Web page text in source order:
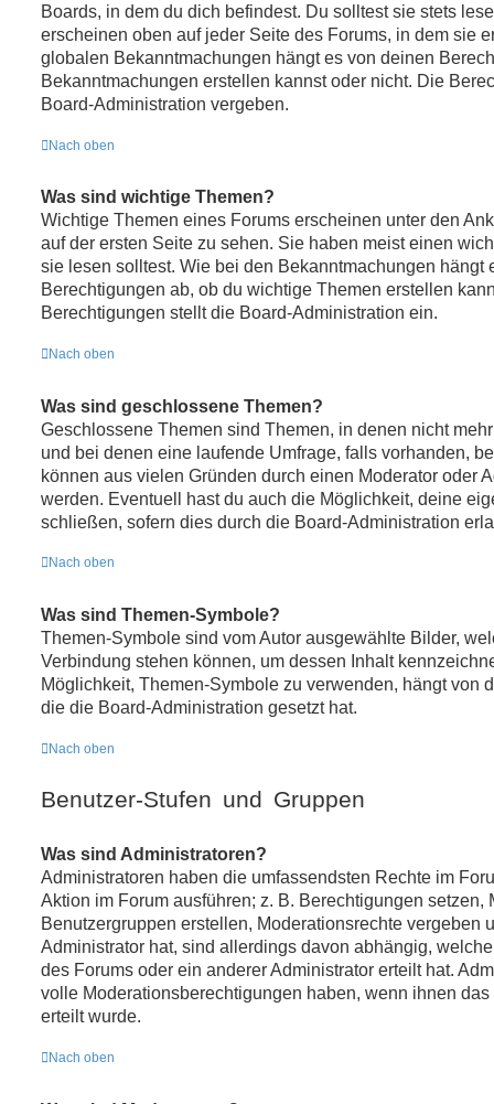
Boards, in dem du dich befindest. Du solltest sie stets
erscheinen oben auf jeder Seite des Forums, in dem sie
globalen Bekanntmachungen hängt es von deinen
Bekanntmachungen erstellen kannst oder nicht. Die
Board-Administration vergeben.
Nach oben
Was sind wichtige Themen?
Wichtige Themen eines Forums erscheinen unter den
auf der ersten Seite zu sehen. Sie haben meist einen
sie lesen solltest. Wie bei den Bekanntmachungen hängt
Berechtigungen ab, ob du wichtige Themen erstellen
Berechtigungen stellt die Board-Administration ein.
Nach oben
Was sind geschlossene Themen?
Geschlossene Themen sind Themen, in denen nicht
und bei denen eine laufende Umfrage, falls vorhanden,
können aus vielen Gründen durch einen Moderator oder
werden. Eventuell hast du auch die Möglichkeit, deine
schließen, sofern dies durch die Board-Administration
Nach oben
Was sind Themen-Symbole?
Themen-Symbole sind vom Autor ausgewählte Bilder,
Verbindung stehen können, um dessen Inhalt
Möglichkeit, Themen-Symbole zu verwenden, hängt von
die die Board-Administration gesetzt hat.
Nach oben
Benutzer-Stufen und Gruppen
Was sind Administratoren?
Administratoren haben die umfassendsten Rechte im
Aktion im Forum ausführen; z. B. Berechtigungen setzen,
Benutzergruppen erstellen, Moderationsrechte vergeben
Administrator hat, sind allerdings davon abhängig,
des Forums oder ein anderer Administrator erteilt hat.
volle Moderationsberechtigungen haben, wenn ihnen
erteilt wurde.
Nach oben